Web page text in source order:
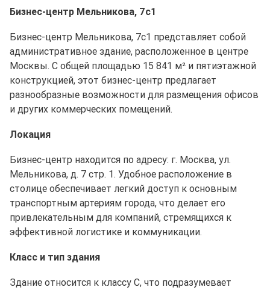
Бизнес-центр Мельникова, 7с1
Бизнес-центр Мельникова, 7с1 представляет собой
административное здание, расположенное в центре
Москвы. С общей площадью 15 841 м² и пятиэтажной
конструкцией, этот бизнес-центр предлагает
разнообразные возможности для размещения офисов
и других коммерческих помещений.
Локация
Бизнес-центр находится по адресу: г. Москва, ул.
Мельникова, д. 7 стр. 1. Удобное расположение в
столице обеспечивает легкий доступ к основным
транспортным артериям города, что делает его
привлекательным для компаний, стремящихся к
эффективной логистике и коммуникации.
Класс и тип здания
Здание относится к классу C, что подразумевает